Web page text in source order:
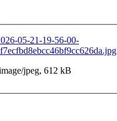
05-21-19-56-00-
jpeg, 612 kB